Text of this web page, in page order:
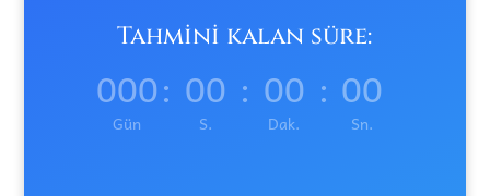
Tahmini kalan süre:
000
Gün
: 00
S.
: 00
Dak.
: 00
Sn.